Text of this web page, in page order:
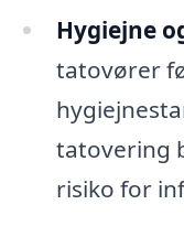
Hygiejne
tatovører
tatovering
risiko for